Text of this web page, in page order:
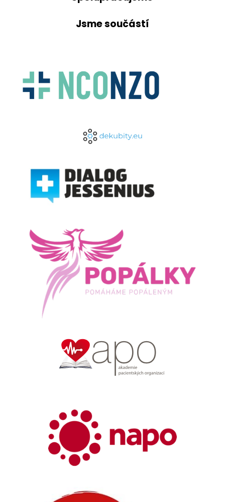
Jsme součástí